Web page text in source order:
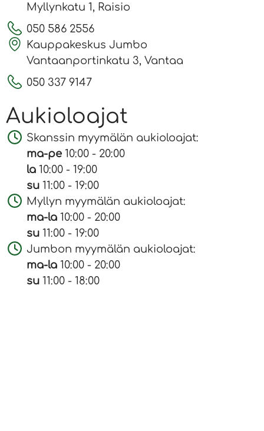
Myllynkatu 1, Raisio
050 586 2556
Kauppakeskus Jumbo
Vantaanportinkatu 3, Vantaa
050 337 9147
Aukioloajat
Skanssin myymälän aukioloajat:
ma-pe 10:00 - 20:00
la 10:00 - 19:00
su 11:00 - 19:00
Myllyn myymälän aukioloajat:
ma-la 10:00 - 20:00
su 11:00 - 19:00
Jumbon myymälän aukioloajat:
ma-la 10:00 - 20:00
su 11:00 - 18:00